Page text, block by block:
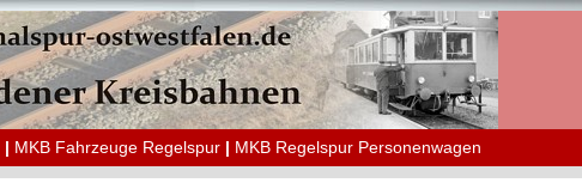
| MKB Fahrzeuge Regelspur | MKB Regelspur Personenwagen